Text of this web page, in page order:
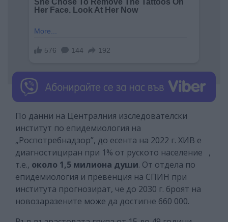
По данни на Централния изследователски
институт по епидемиология на
„Роспотребнадзор”, до есента на 2022 г. ХИВ е
диагностициран при 1% от руското население ,
т.е., около 1,5 милиона души. От отдела по
епидемиология и превенция на СПИН при
института прогнозират, че до 2030 г. броят на
новозаразените може да достигне 660 000.